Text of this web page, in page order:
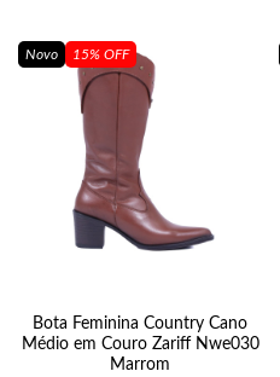
Novo 15% OFF
Bota Feminina Country Cano
Médio em Couro Zariff Nwe030
Marrom